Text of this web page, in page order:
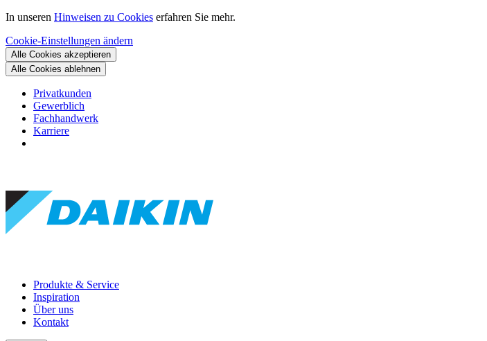
In unseren Hinweisen zu Cookies erfahren Sie mehr.
Cookie-Einstellungen ändern
Alle Cookies akzeptieren
Alle Cookies ablehnen
Privatkunden
Gewerblich
Fachhandwerk
Karriere
Produkte & Service
Inspiration
Über uns
Kontakt